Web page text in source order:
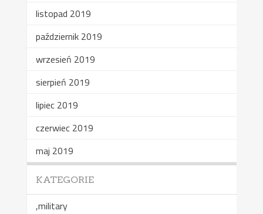
listopad 2019
październik 2019
wrzesień 2019
sierpień 2019
lipiec 2019
czerwiec 2019
maj 2019
KATEGORIE
,military